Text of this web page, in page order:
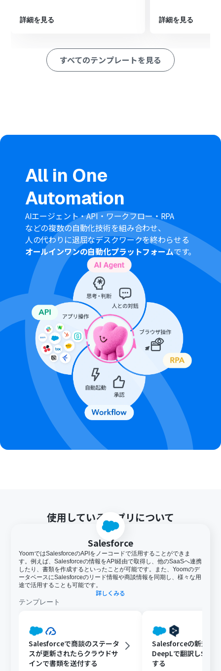
ション
Salesforceの設定では、ご利用の環境に合わせてマイド
メインURLを任意で設定してください。
Gmailのメール送信アクションでは、送信先のメールアド
Chrome拡張機能を使ったトリガーの設定方法は
「Chrome拡張機能を使ったトリガーの設定方法
照ください。
Salesforceはミニプラン以上でご利用いただけるアプリ
となっております。フリープラン・パーソナルプランの場
合は設定しているフローボットのオペレーションやデー
タコネクトはエラーとなりますので、ご注意ください。
パーソナルプラン・ミニプラン・チームプラン・サクセス
プランなどの有料プランは、2週間の無料トライアルを行
うことが可能です。無料トライアル中には制限対象のアプ
リを使用することができます。
詳細を見る 詳細を見る
すべてのテンプレートを見る
All in One
Automation
AIエージェント・API・ワークフロー・RPA
などの複数の自動化技術を組み合わせ、
人の代わりに退屈なデスクワークを終わらせる
オールインワンの自動化プラットフォームです。
使用しているアプリについて
Salesforce
YoomではSalesforceのAPIをノーコードで活用することができま
す。例えば、Salesforceの情報をAPI経由で取得し、他のSaaSへ連携
したり、書類を作成するといったことが可能です。また、Yoomのデ
ータベースにSalesforceのリード情報や商談情報を同期し、様々な用
途で活用することも可能です。
詳しくみる
テンプレート
Salesforceで商談のステータ
スが更新されたらクラウドサ
インで書類を送付する
Salesforceの新規リ
DeepLで翻訳しSlack
する